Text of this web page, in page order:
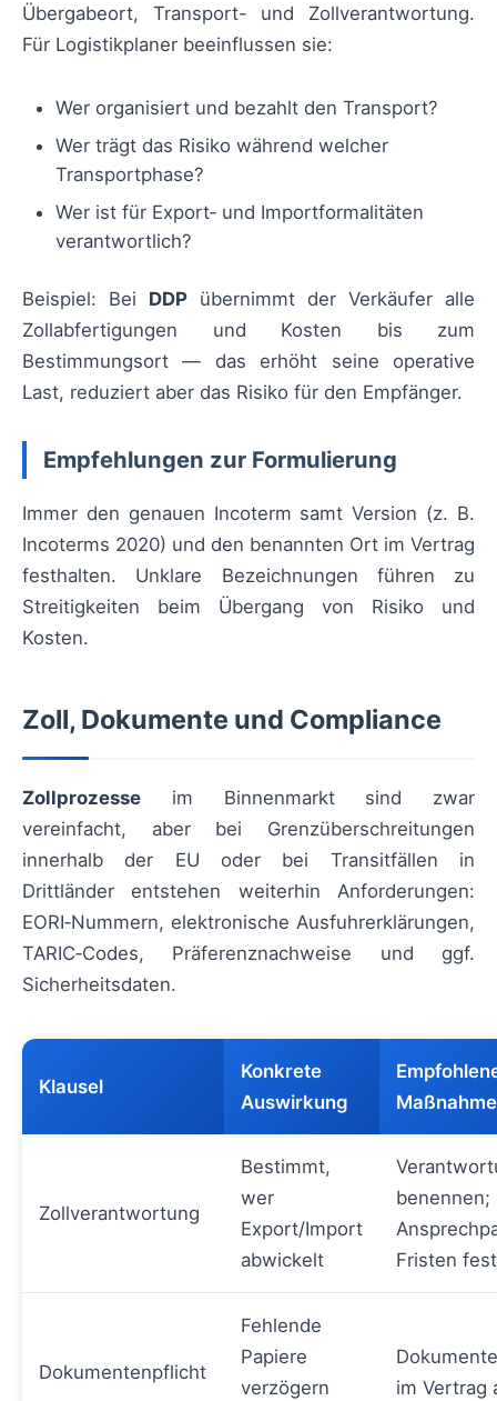
Übergabeort, Transport- und Zollverantwortung.
Für Logistikplaner beeinflussen sie:
Wer organisiert und bezahlt den Transport?
Wer trägt das Risiko während welcher
Transportphase?
Wer ist für Export‑ und Importformalitäten
verantwortlich?
Beispiel: Bei DDP übernimmt der Verkäufer alle
Zollabfertigungen und Kosten bis zum
Bestimmungsort — das erhöht seine operative
Last, reduziert aber das Risiko für den Empfänger.
Empfehlungen zur Formulierung
Immer den genauen Incoterm samt Version (z. B.
Incoterms 2020) und den benannten Ort im Vertrag
festhalten. Unklare Bezeichnungen führen zu
Streitigkeiten beim Übergang von Risiko und
Kosten.
Zoll, Dokumente und Compliance
Zollprozesse im Binnenmarkt sind zwar
vereinfacht, aber bei Grenzüberschreitungen
innerhalb der EU oder bei Transitfällen in
Drittländer entstehen weiterhin Anforderungen:
EORI‑Nummern, elektronische Ausfuhrerklärungen,
TARIC‑Codes, Präferenznachweise und ggf.
Sicherheitsdaten.
Klausel
Konkrete
Auswirkung
Maßnahme
Zollverantwortung
Bestimmt,
wer
Export/Import
abwickelt
benennen;
Fristen
Dokumentenpflicht
Fehlende
Papiere
verzögern
im Vertrag